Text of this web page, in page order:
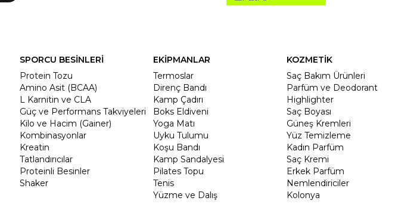
SPORCU BESİNLERİ
Protein Tozu
Amino Asit (BCAA)
L Karnitin ve CLA
Güç ve Performans Takviyeleri
Kilo ve Hacim (Gainer)
Kombinasyonlar
Kreatin
Tatlandırıcılar
Proteinli Besinler
Shaker
EKİPMANLAR
Termoslar
Direnç Bandı
Kamp Çadırı
Boks Eldiveni
Yoga Matı
Uyku Tulumu
Koşu Bandı
Kamp Sandalyesi
Pilates Topu
Tenis
Yüzme ve Dalış
KOZMETİK
Saç Bakım Ürünleri
Parfüm ve Deodorant
Highlighter
Saç Boyası
Güneş Kremleri
Yüz Temizleme
Kadın Parfüm
Saç Kremi
Erkek Parfüm
Nemlendiriciler
Kolonya